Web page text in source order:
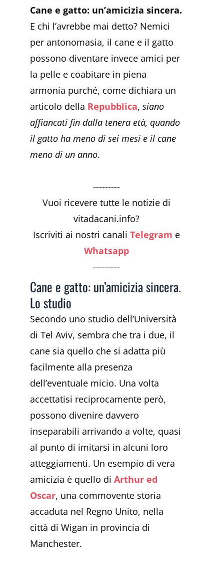
Cane e gatto: un’amicizia sincera.
E chi l’avrebbe mai detto? Nemici
per antonomasia, il cane e il gatto
possono diventare invece amici per
la pelle e coabitare in piena
armonia purché, come dichiara un
articolo della Repubblica, siano
affiancati fin dalla tenera età, quando
il gatto ha meno di sei mesi e il cane
meno di un anno.
---------
Vuoi ricevere tutte le notizie di
vitadacani.info?
Iscriviti ai nostri canali Telegram e
Whatsapp
---------
Cane e gatto: un’amicizia sincera.
Lo studio
Secondo uno studio dell’Università
di Tel Aviv, sembra che tra i due, il
cane sia quello che si adatta più
facilmente alla presenza
dell’eventuale micio. Una volta
accettatisi reciprocamente però,
possono divenire davvero
inseparabili arrivando a volte, quasi
al punto di imitarsi in alcuni loro
atteggiamenti. Un esempio di vera
amicizia è quello di Arthur ed
Oscar, una commovente storia
accaduta nel Regno Unito, nella
città di Wigan in provincia di
Manchester.